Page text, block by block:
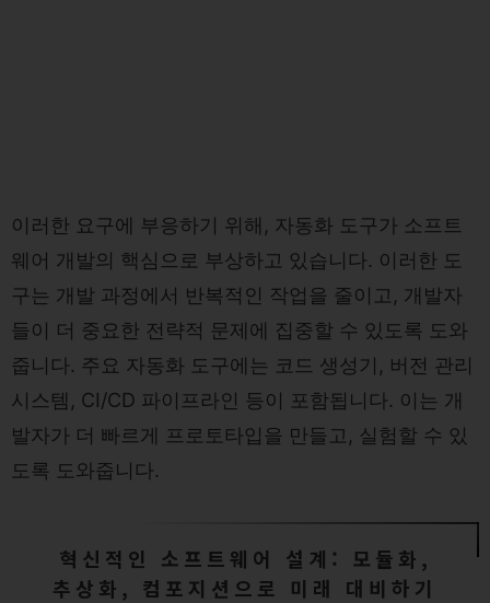
이러한 요구에 부응하기 위해, 자동화 도구가 소프트
웨어 개발의 핵심으로 부상하고 있습니다. 이러한 도
구는 개발 과정에서 반복적인 작업을 줄이고, 개발자
들이 더 중요한 전략적 문제에 집중할 수 있도록 도와
줍니다. 주요 자동화 도구에는 코드 생성기, 버전 관리
시스템, CI/CD 파이프라인 등이 포함됩니다. 이는 개
발자가 더 빠르게 프로토타입을 만들고, 실험할 수 있
도록 도와줍니다.
혁신적인 소프트웨어 설계: 모듈화,
추상화, 컴포지션으로 미래 대비하기